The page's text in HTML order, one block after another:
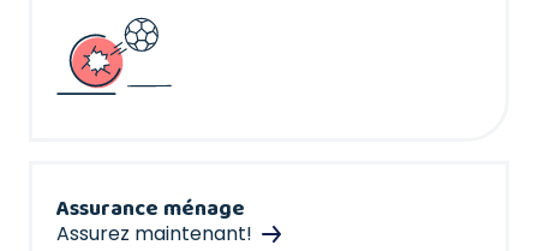
Assurance ménage
Assurez maintenant!